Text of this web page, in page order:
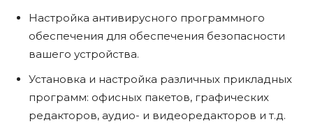
Настройка антивирусного программного
обеспечения для обеспечения безопасности
вашего устройства.
Установка и настройка различных прикладных
программ: офисных пакетов, графических
редакторов, аудио- и видеоредакторов и т.д.